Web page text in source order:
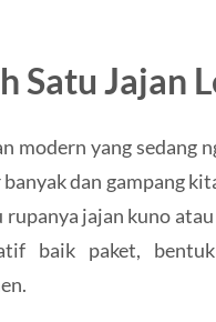
Satu Jajan
modern yang sedang
dan gampang
rupanya jajan kuno
baik paket,